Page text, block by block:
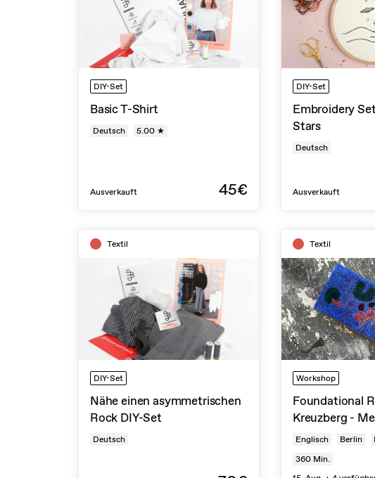
DIY-Set
Basic T-Shirt
Deutsch 5.00 ★
Ausverkauft 45€
DIY-Set
Embroidery
Stars
Deutsch
Ausverkauft
Textil
DIY-Set
Nähe einen asymmetrischen
Rock DIY-Set
Deutsch
Textil
Workshop
Foundational
Kreuzberg -
Englisch Berlin
360 Min.